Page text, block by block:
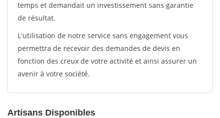
temps et demandait un investissement sans garantie
de résultat.
L'utilisation de notre service sans engagement vous
permettra de recevoir des demandes de devis en
fonction des creux de votre activité et ainsi assurer un
avenir à votre société.
Artisans Disponibles